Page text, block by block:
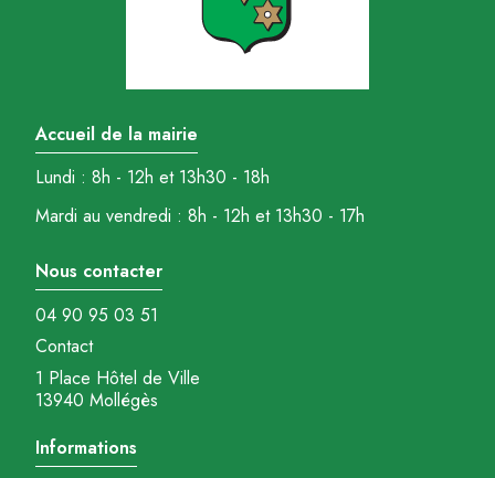
Accueil de la mairie
Lundi : 8h - 12h et 13h30 - 18h
Mardi au vendredi : 8h - 12h et 13h30 - 17h
Nous contacter
04 90 95 03 51
Contact
1 Place Hôtel de Ville
13940 Mollégès
Informations